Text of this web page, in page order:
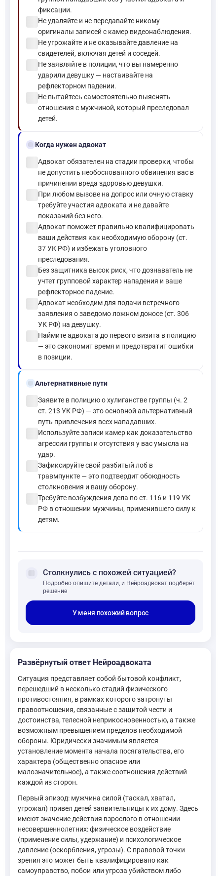
фиксации.
Не удаляйте и не передавайте никому
оригиналы записей с камер видеонаблюдения.
Не угрожайте и не оказывайте давление на
свидетелей, включая детей и соседей.
Не заявляйте в полиции, что вы намеренно
ударили девушку — настаивайте на
рефлекторном падении.
Не пытайтесь самостоятельно выяснять
отношения с мужчиной, который преследовал
детей.
gavelКогда нужен адвокат
Адвокат обязателен на стадии проверки, чтобы
не допустить необоснованного обвинения вас в
причинении вреда здоровью девушки.
При любом вызове на допрос или очную ставку
требуйте участия адвоката и не давайте
показаний без него.
Адвокат поможет правильно квалифицировать
ваши действия как необходимую оборону (ст.
37 УК РФ) и избежать уголовного
преследования.
Без защитника высок риск, что дознаватель не
учтет групповой характер нападения и ваше
рефлекторное падение.
Адвокат необходим для подачи встречного
заявления о заведомо ложном доносе (ст. 306
УК РФ) на девушку.
Наймите адвоката до первого визита в полицию
— это сэкономит время и предотвратит ошибки
в позиции.
alt_routeАльтернативные пути
Заявите в полицию о хулиганстве группы (ч. 2
ст. 213 УК РФ) — это основной альтернативный
путь привлечения всех нападавших.
Используйте записи камер как доказательство
агрессии группы и отсутствия у вас умысла на
удар.
Зафиксируйте свой разбитый лоб в
травмпункте — это подтвердит обоюдность
столкновения и вашу оборону.
Требуйте возбуждения дела по ст. 116 и 119 УК
РФ в отношении мужчины, применившего силу к
детям.
forum Столкнулись с похожей ситуацией?
Подробно опишите детали, и Нейроадвокат подберёт
решение
У меня похожий вопрос
Развёрнутый ответ Нейроадвоката
Ситуация представляет собой бытовой конфликт,
перешедший в несколько стадий физического
противостояния, в рамках которого затронуты
правоотношения, связанные с защитой чести и
достоинства, телесной неприкосновенностью, а также
возможным превышением пределов необходимой
обороны. Юридически значимым является
установление момента начала посягательства, его
характера (общественно опасное или
малозначительное), а также соотношения действий
каждой из сторон.
Первый эпизод: мужчина силой (таскал, хватал,
угрожал) привел детей заявительницы к их дому. Здесь
имеют значение действия взрослого в отношении
несовершеннолетних: физическое воздействие
(применение силы, удержание) и психологическое
давление (оскорбления, угрозы). С правовой точки
зрения это может быть квалифицировано как
самоуправство, побои или угроза убийством либо